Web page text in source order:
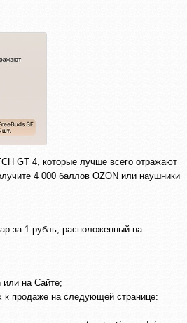
GT 4, которые лучше всего отражают
4 000 баллов OZON или наушники
за 1 рубль, расположенный на
на Сайте;
к продаже на следующей странице: